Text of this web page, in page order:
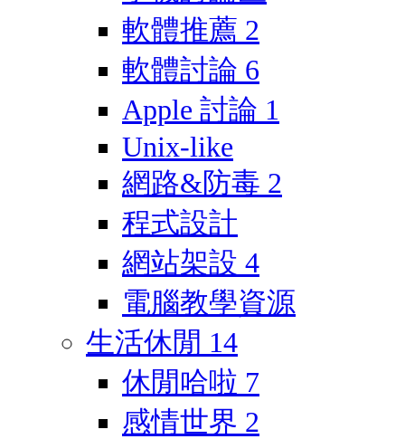
軟體推薦 2
軟體討論 6
Apple 討論 1
Unix-like
網路&防毒 2
程式設計
網站架設 4
電腦教學資源
生活休閒 14
休閒哈啦 7
感情世界 2